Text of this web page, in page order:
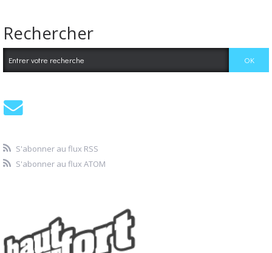
Rechercher
S'abonner au flux RSS
S'abonner au flux ATOM